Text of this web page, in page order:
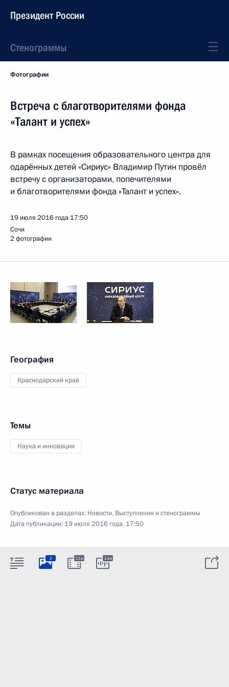
Президент России
Стенограммы
Фотографии
Встреча с благотворителями фонда
«Талант и успех»
В рамках посещения образовательного центра для
одарённых детей «Сириус» Владимир Путин провёл
встречу с организаторами, попечителями
и благотворителями фонда «Талант и успех».
19 июля 2016 года 17:50
Сочи
2 фотографии
География
Краснодарский край
Темы
Наука и инновации
Статус материала
Опубликован в разделах: Новости, Выступления и стенограммы
Дата публикации: 19 июля 2016 года, 17:50
2 11м 11м